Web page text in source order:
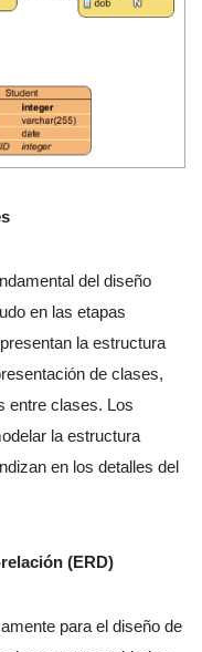
del diseño
en las etapas
la estructura
de clases,
entre clases. Los
la estructura
en los detalles del
(ERD)
para el diseño de